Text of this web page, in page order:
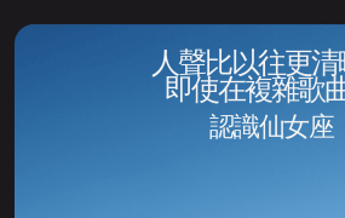
人聲比以往更清
即使在複雜歌
認識仙女座